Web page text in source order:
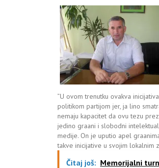
”U ovom trenutku ovakva
politikom partijom jer, ja lino
nemaju kapacitet da ovu tezu
jedino graani i slobodni
medije. On je uputio apel
takve inicijative u svojim lokalnim
Čitaj još: Memorijalni